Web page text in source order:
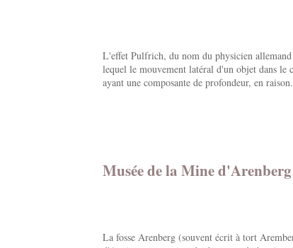
L'effet Pulfrich, du nom du physicien
lequel le mouvement latéral d'un objet dans
ayant une composante de profondeur, en
Musée de la Mine
La fosse Arenberg (souvent écrit à tort